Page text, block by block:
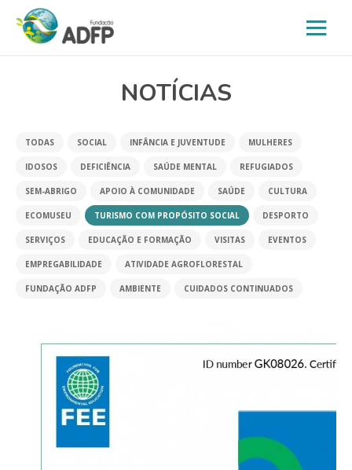
NOTÍCIAS
TODAS SOCIAL INFÂNCIA E JUVENTUDE MULHERES
IDOSOS DEFICIÊNCIA SAÚDE MENTAL REFUGIADOS
SEM-ABRIGO APOIO À COMUNIDADE SAÚDE CULTURA
ECOMUSEU TURISMO COM PROPÓSITO SOCIAL DESPORTO
SERVIÇOS EDUCAÇÃO E FORMAÇÃO VISITAS EVENTOS
EMPREGABILIDADE ATIVIDADE AGROFLORESTAL
FUNDAÇÃO ADFP AMBIENTE CUIDADOS CONTINUADOS